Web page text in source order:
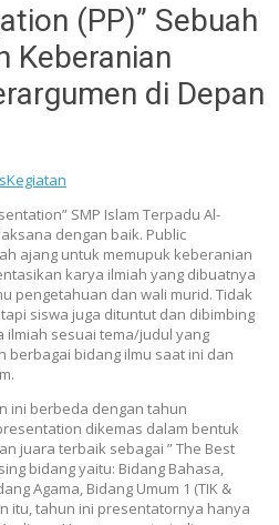
(PP)” Sebuah
Keberanian
di Depan
Kegiatan
SMP Islam Terpadu Al-
dengan baik. Public
ajang untuk memupuk keberanian
karya ilmiah yang dibuatnya
pengetahuan dan wali murid. Tidak
siswa juga dituntut dan dibimbing
sesuai tema/judul yang
berbagai bidang ilmu saat ini dan
ini berbeda dengan tahun
dikemas dalam bentuk
juara terbaik sebagai ” The Best
bidang yaitu: Bidang Bahasa,
Agama, Bidang Umum 1 (TIK &
itu, tahun ini presentatornya hanya